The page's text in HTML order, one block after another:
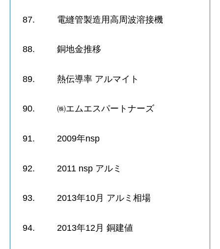
87. 電縫管製造用高周波溶接機
88. 銅地金推移
89. 熱伝導率 アルマイト
90. ㈱エムエスパートナーズ
91. 2009年nsp
92. 2011 nsp アルミ
93. 2013年10月 アルミ相場
94. 2013年12月 銅建値